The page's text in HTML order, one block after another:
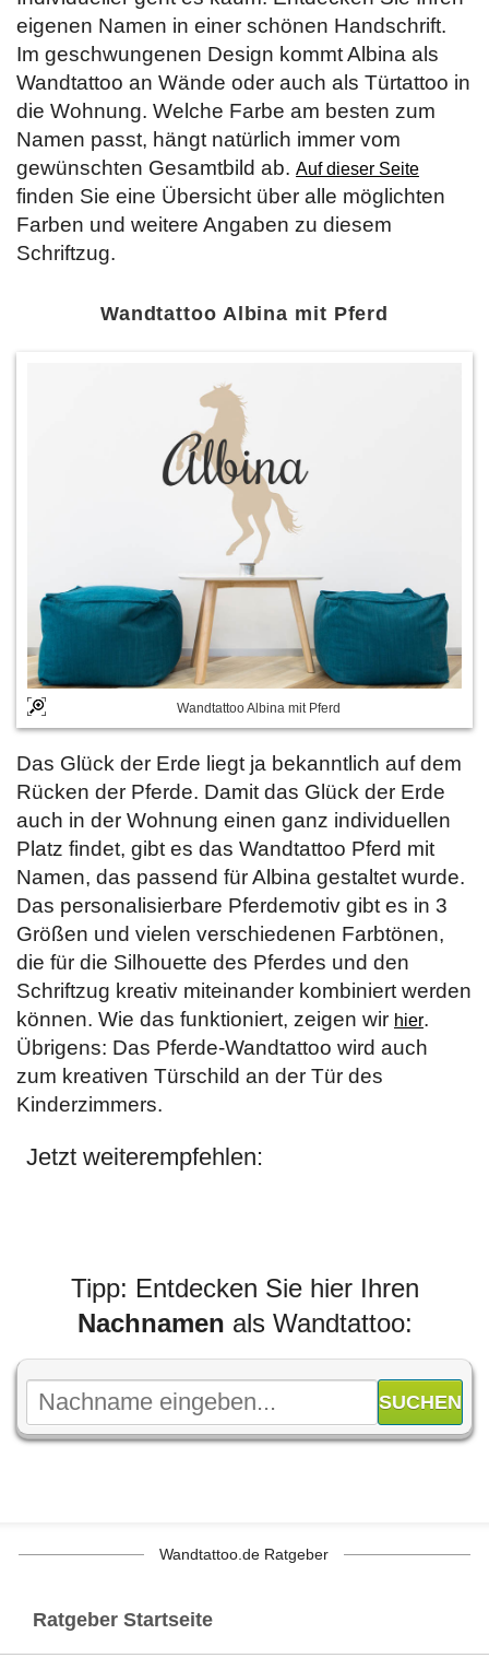
eigenen Namen in einer schönen Handschrift.
Im geschwungenen Design kommt Albina als
Wandtattoo an Wände oder auch als Türtattoo in
die Wohnung. Welche Farbe am besten zum
Namen passt, hängt natürlich immer vom
gewünschten Gesamtbild ab. Auf dieser Seite
finden Sie eine Übersicht über alle möglichten
Farben und weitere Angaben zu diesem
Schriftzug.
Wandtattoo Albina mit Pferd
Wandtattoo Albina mit Pferd
Das Glück der Erde liegt ja bekanntlich auf dem
Rücken der Pferde. Damit das Glück der Erde
auch in der Wohnung einen ganz individuellen
Platz findet, gibt es das Wandtattoo Pferd mit
Namen, das passend für Albina gestaltet wurde.
Das personalisierbare Pferdemotiv gibt es in 3
Größen und vielen verschiedenen Farbtönen,
die für die Silhouette des Pferdes und den
Schriftzug kreativ miteinander kombiniert werden
können. Wie das funktioniert, zeigen wir hier.
Übrigens: Das Pferde-Wandtattoo wird auch
zum kreativen Türschild an der Tür des
Kinderzimmers.
Jetzt weiterempfehlen:
Tipp: Entdecken Sie hier Ihren
Nachnamen als Wandtattoo:
Wandtattoo.de Ratgeber
Ratgeber Startseite